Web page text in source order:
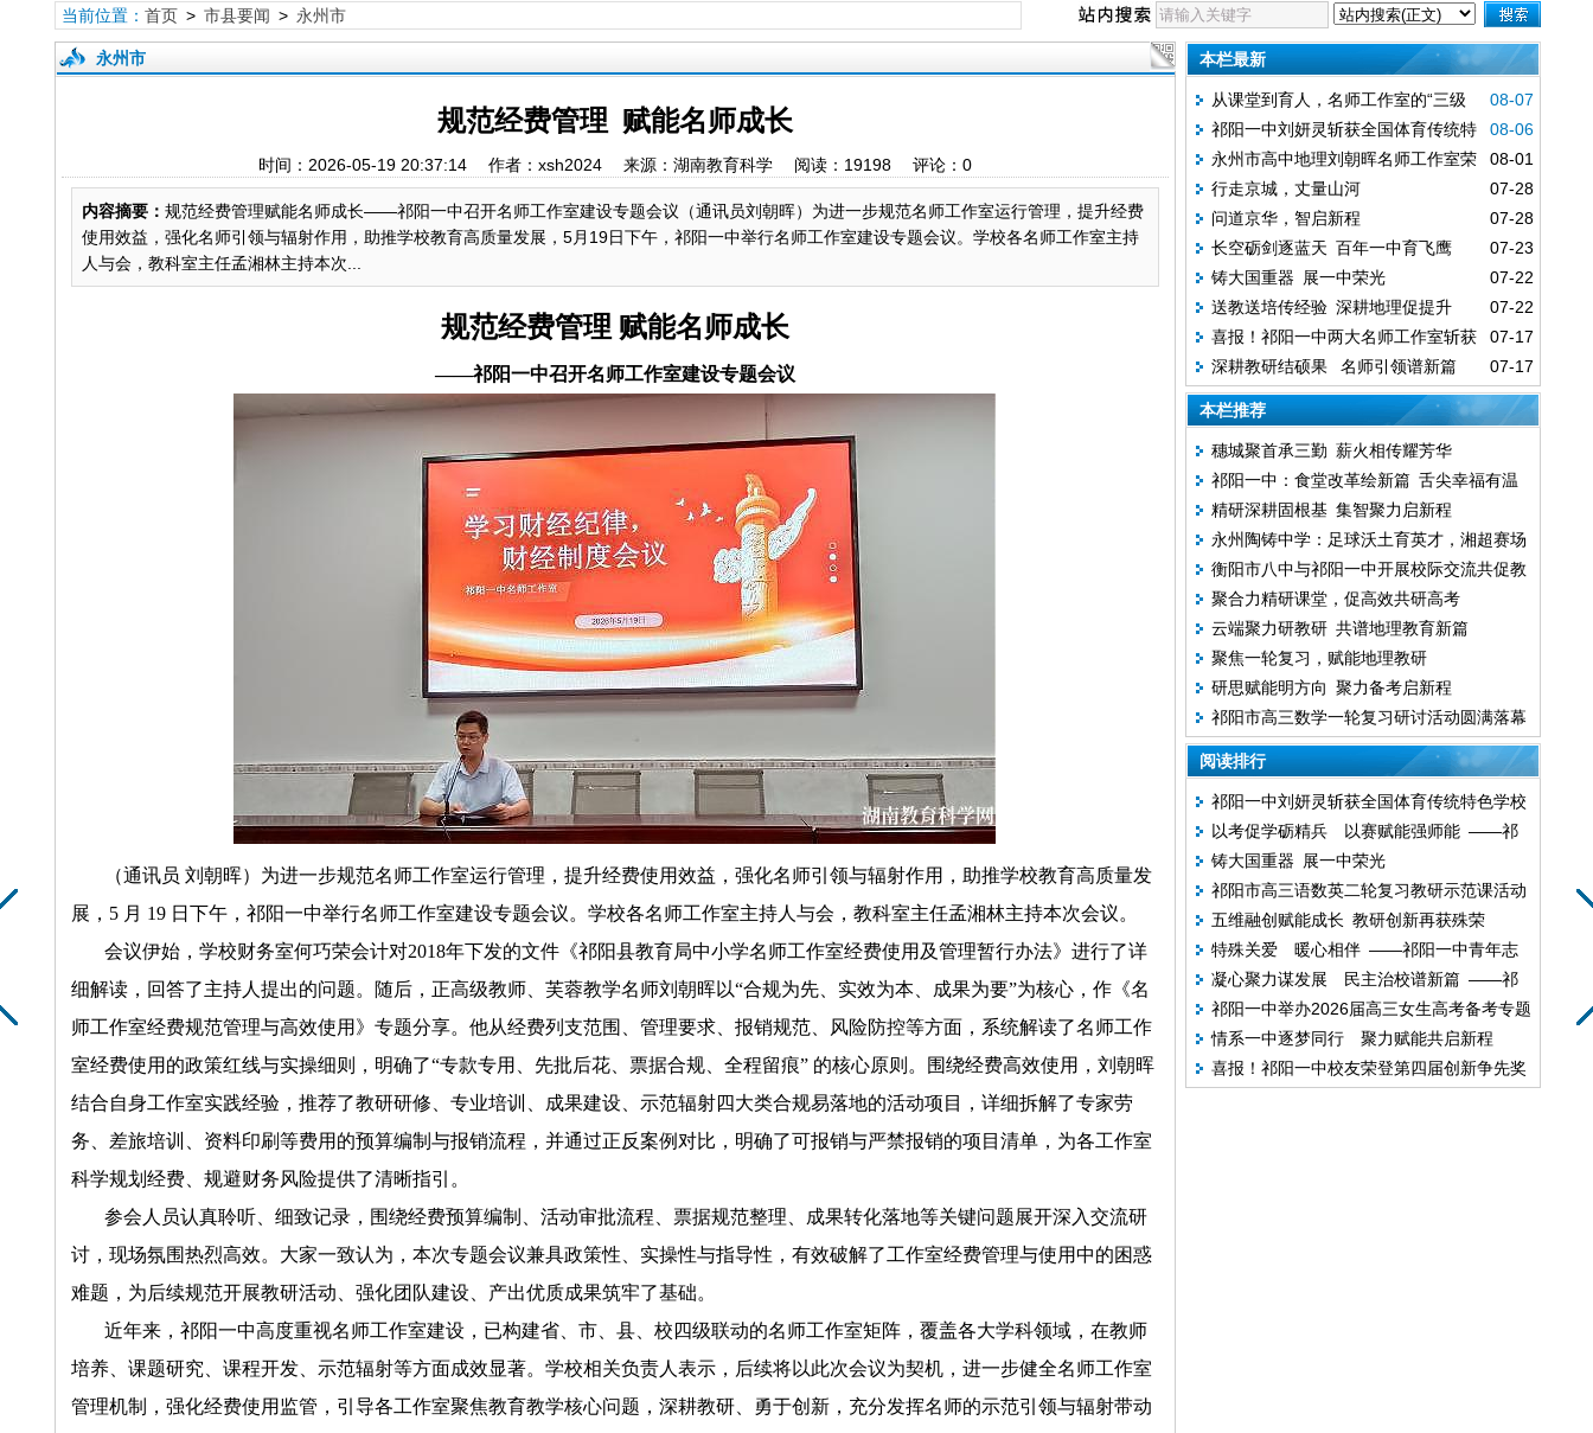
当前位置： 首页> 市县要闻 > 永州市
永州市
规范经费管理 赋能名师成长
时间：2026-05-19 20:37:14 作者：xsh2024 来源：湖南教育科学 阅读： 19198评论： 0
内容摘要： 规范经费管理赋能名师成长——祁阳一中召开名师工作室建设专题会议（通讯员刘朝晖）为进一步规范名师工作室运行管理，提升经费
使用效益，强化名师引领与辐射作用，助推学校教育高质量发展，5月19日下午，祁阳一中举行名师工作室建设专题会议。学校各名师工作室主持
人与会，教科室主任孟湘林主持本次...
规范经费管理 赋能名师成长
——祁阳一中召开名师工作室建设专题会议
（通讯员 刘朝晖） 为进一步规范名师工作室运行管理，提升经费使用效益，强化名师引领与辐射作用，助推学校教育高质量发
展， 5 月 19 日 下午，祁阳一中举行名师工作室建设专题会议。学校各名师工作室主持人与会，教科室主任孟湘林主持本次会议。
会议伊始， 学校财务室何巧荣会计对2018年下发的文件《祁阳县教育局中小学名师工作室经费使用及管理暂行办法》进行了详
细解读，回答了主持人提出的问题。随后，正高级教师、芙蓉教学名师刘朝晖以“合规为先、实效为本、成果为要”为核心，作《名
师工作室经费规范管理与高效使用》专题分享。他从经费列支范围、管理要求、报销规范、风险防控等方面，系统解读了名师工作
室经费使用的政策红线与实操细则，明确了“专款专用、先批后花、票据合规、全程留痕” 的核心原则。围绕经费高效使用，刘朝晖
结合自身工作室实践经验，推荐了教研研修、专业培训、成果建设、示范辐射四大类合规易落地的活动项目，详细拆解了专家劳
务、差旅培训、资料印刷等费用的预算编制与报销流程，并通过正反案例对比，明确了可报销与严禁报销的项目清单，为各工作室
科学规划经费、规避财务风险提供了清晰指引。
参会人员认真聆听、细致记录，围绕经费预算编制、活动审批流程、票据规范整理、成果转化落地等关键问题展开深入交流研
讨，现场氛围热烈高效。大家一致认为，本次专题会议兼具政策性、实操性与指导性，有效破解了工作室经费管理与使用中的困惑
难题，为后续规范开展教研活动、强化团队建设、产出优质成果筑牢了基础。
近年来，祁阳一中高度重视名师工作室建设，已构建省、市、县、校四级联动的名师工作室矩阵，覆盖各大学科领域，在教师
培养、课题研究、课程开发、示范辐射等方面成效显著。学校相关负责人表示，后续将以此次会议为契机，进一步健全名师工作室
管理机制，强化经费使用监管，引导各工作室聚焦教育教学核心问题，深耕教研、勇于创新，充分发挥名师的示范引领与辐射带动
本栏最新
08-07
从课堂到育人，名师工作室的“三级
跨越”
08-06
祁阳一中刘妍灵斩获全国体育传统特
色学校田径联赛女子U20组跳高冠军
08-01
永州市高中地理刘朝晖名师工作室荣
膺全国“标杆名师工作室”
07-28
行走京城，丈量山河
07-28
问道京华，智启新程
07-23
长空砺剑逐蓝天 百年一中育飞鹰
07-22
铸大国重器 展一中荣光
07-22
送教送培传经验 深耕地理促提升
07-17
喜报！祁阳一中两大名师工作室斩获
全国赛事重磅荣誉
07-17
深耕教研结硕果 名师引领谱新篇
本栏推荐
穗城聚首承三勤 薪火相传耀芳华
祁阳一中：食堂改革绘新篇 舌尖幸福有温
度
精研深耕固根基 集智聚力启新程
永州陶铸中学：足球沃土育英才，湘超赛场
展风采
衡阳市八中与祁阳一中开展校际交流共促教
育高质量发展
聚合力精研课堂，促高效共研高考
云端聚力研教研 共谱地理教育新篇
聚焦一轮复习，赋能地理教研
研思赋能明方向 聚力备考启新程
祁阳市高三数学一轮复习研讨活动圆满落幕
阅读排行
祁阳一中刘妍灵斩获全国体育传统特色学校
田径联赛女子U20组跳高冠军
以考促学砺精兵 以赛赋能强师能 ——祁
阳一中举行2026年上期教师业务考试
铸大国重器 展一中荣光
祁阳市高三语数英二轮复习教研示范课活动
祁阳一中成功举办
五维融创赋能成长 教研创新再获殊荣
特殊关爱 暖心相伴 ——祁阳一中青年志
愿者走进特教学校开展志愿服务
凝心聚力谋发展 民主治校谱新篇 ——祁
阳一中第十三届九次教代会顺利召开
祁阳一中举办2026届高三女生高考备考专题
讲座
情系一中逐梦同行 聚力赋能共启新程
喜报！祁阳一中校友荣登第四届创新争先奖